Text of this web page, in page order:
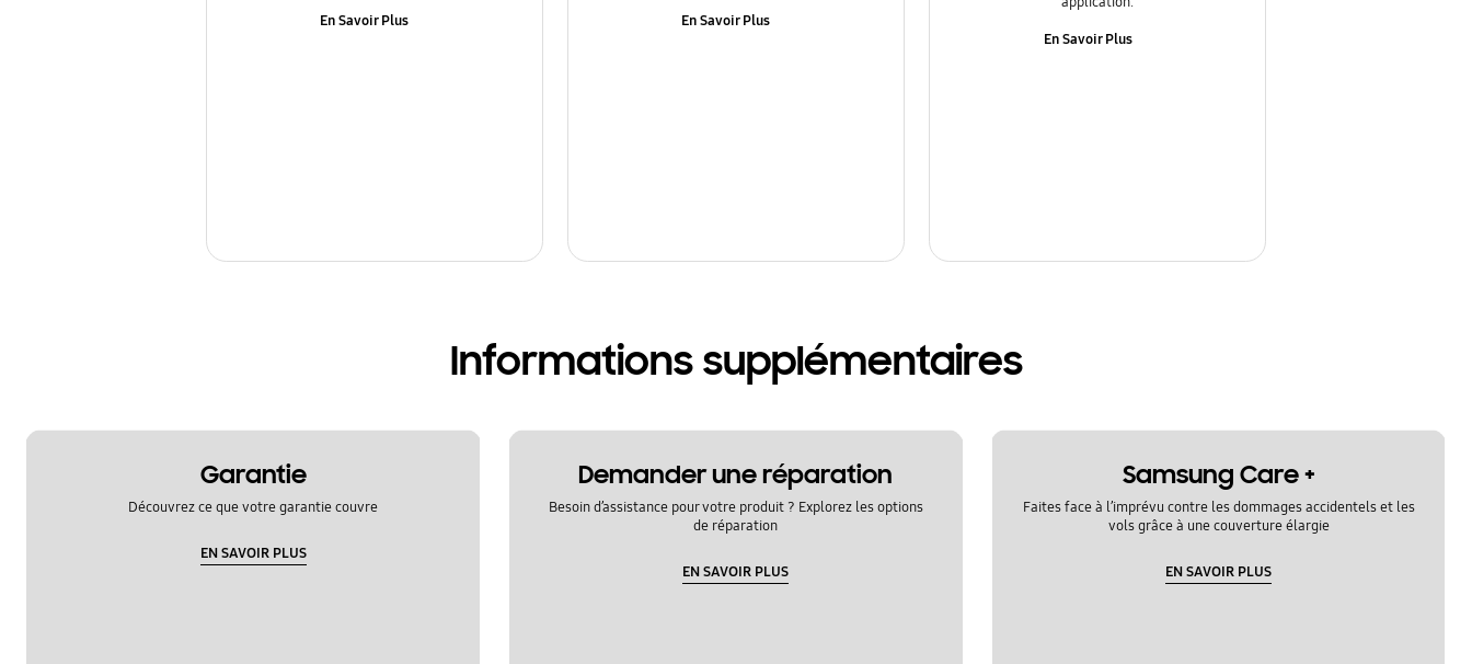
En Savoir Plus En Savoir Plus
En Savoir Plus
Informations supplémentaires
Garantie
Découvrez ce que votre garantie couvre
EN SAVOIR PLUS
Demander une réparation
Besoin d’assistance pour votre produit ? Explorez les options
de réparation
EN SAVOIR PLUS
Samsung Care +
Faites face à l’imprévu contre les dommages accidentels et les
vols grâce à une couverture élargie
EN SAVOIR PLUS